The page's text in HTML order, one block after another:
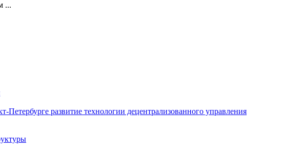
...
развитие технологии децентрализованного управления